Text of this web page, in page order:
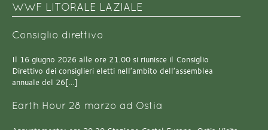
WWF LITORALE LAZIALE
Consiglio direttivo
Il 16 giugno 2026 alle ore 21.00 si riunisce il Consiglio
Direttivo dei consiglieri eletti nell’ambito dell’assemblea
annuale del 26[…]
Earth Hour 28 marzo ad Ostia